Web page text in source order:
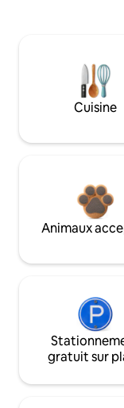
Cuisine
Animaux
gratuit sur